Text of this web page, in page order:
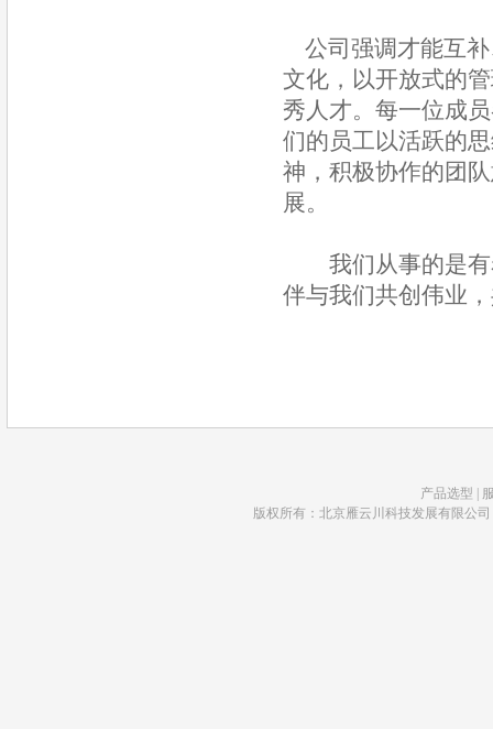
公司强调才能互补
文化，以开放式的
秀人才。每一位成
们的员工以活跃的
神，积极协作的团
展。
我们从事的是有
伴与我们共创伟业
产品选型
版权所有：北京雁云川科技发展有限公司